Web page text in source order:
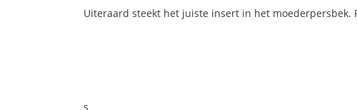
Uiteraard steekt het juiste insert in het moederpersbek.
s